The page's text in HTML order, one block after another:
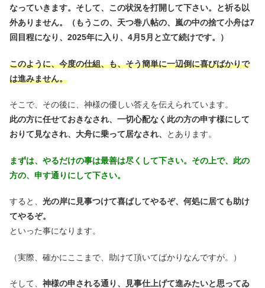
なっていきます。そして、この状況を打開して下さい。と祈る以
外ありません。（もうこの、天つ巻八帖の、嵐の中の捨て小舟は7
回目程になり、2025年に入り、4月5月と立て続けです。）
このように、今度の仕組、も、そう簡単に一辺倒に喜びばかりで
は進みません。
そこで、その後に、神様の優しい答えを伝えられています。
此の方に任せておきなされ、一切心配なく此の方の申す様にして
おりて見なされ、大舟に乗って居なされ、
とあります。
まずは、やるだけの事は最善は尽くして下さい。その上で、此の
方の、申す通りにして下さい。
すると、 光の岸に見事つけて喜ばしてやるぞ、何処に居ても助け
てやるぞ。
といった事になります。
（実際、確かにここまで、助けて頂いてばかりなんですが。）
そして、 神様の申される通り、見事仕上げて進みたいと思ってゐ